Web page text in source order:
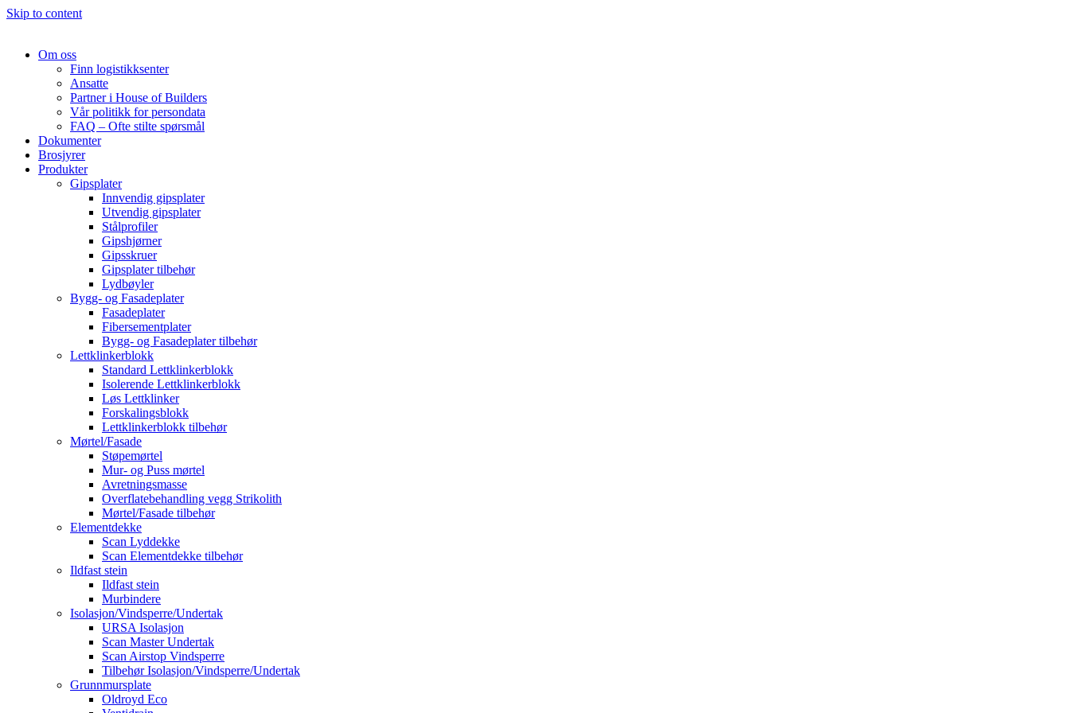
Skip to content
Om oss
Finn logistikksenter
Ansatte
Partner i House of Builders
Vår politikk for persondata
FAQ – Ofte stilte spørsmål
Dokumenter
Brosjyrer
Produkter
Gipsplater
Innvendig gipsplater
Utvendig gipsplater
Stålprofiler
Gipshjørner
Gipsskruer
Gipsplater tilbehør
Lydbøyler
Bygg- og Fasadeplater
Fasadeplater
Fibersementplater
Bygg- og Fasadeplater tilbehør
Lettklinkerblokk
Standard Lettklinkerblokk
Isolerende Lettklinkerblokk
Løs Lettklinker
Forskalingsblokk
Lettklinkerblokk tilbehør
Mørtel/Fasade
Støpemørtel
Mur- og Puss mørtel
Avretningsmasse
Overflatebehandling vegg Strikolith
Mørtel/Fasade tilbehør
Elementdekke
Scan Lyddekke
Scan Elementdekke tilbehør
Ildfast stein
Ildfast stein
Murbindere
Isolasjon/Vindsperre/Undertak
URSA Isolasjon
Scan Master Undertak
Scan Airstop Vindsperre
Tilbehør Isolasjon/Vindsperre/Undertak
Grunnmursplate
Oldroyd Eco